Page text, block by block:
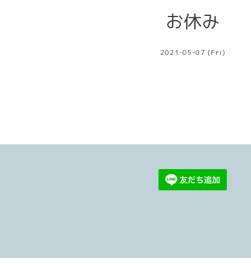
お休み
2021-05-07 (Fri)